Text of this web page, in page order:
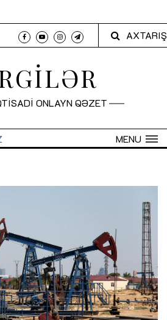
AXTARIŞ
ONLAYN QƏZET
MENU